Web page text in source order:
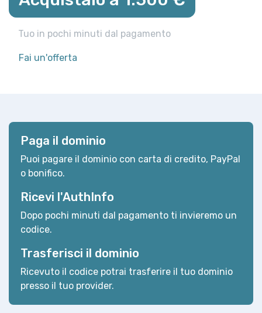
Tuo in pochi minuti dal pagamento
Fai un'offerta
Paga il dominio
Puoi pagare il dominio con carta di credito, PayPal
o bonifico.
Ricevi l'AuthInfo
Dopo pochi minuti dal pagamento ti invieremo un
codice.
Trasferisci il dominio
Ricevuto il codice potrai trasferire il tuo dominio
presso il tuo provider.